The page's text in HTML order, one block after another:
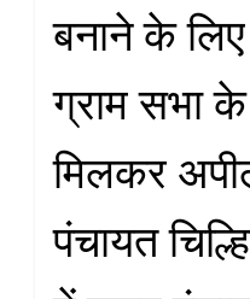
बनाने के
ग्राम सभा
मिलकर
पंचायत